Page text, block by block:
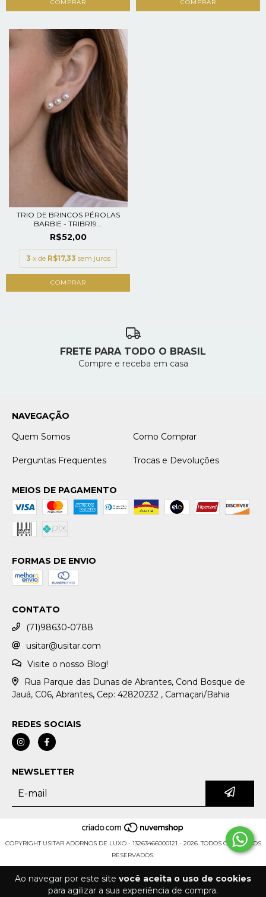
Ao navegar por este site você aceita o uso de cookies
para agilizar a sua experiência de compra.
TRIO DE BRINCOS PÉROLAS
BARBIE - TRIBR19...
R$52,00
3 x de R$17,33 sem juros
FRETE PARA TODO O BRASIL
Compre e receba em casa
NAVEGAÇÃO
Quem Somos
Como Comprar
Perguntas Frequentes Trocas e Devoluções
MEIOS DE PAGAMENTO
FORMAS DE ENVIO
CONTATO
(71)98630-0788
usitar@usitar.com
Visite o nosso Blog!
Rua Parque das Dunas de Abrantes, Cond Bosque de
Jauá, C06, Abrantes, Cep: 42820232 , Camaçari/Bahia
REDES SOCIAIS
NEWSLETTER
COPYRIGHT USITAR ADORNOS DE LUXO - 13263466000121 - 2026. TODOS OS DIREITOS
RESERVADOS.